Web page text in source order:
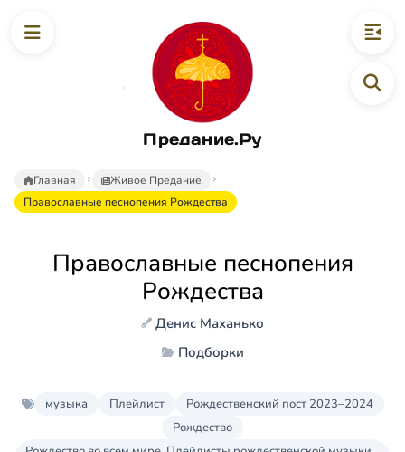
Предание.Ру
Главная
Живое Предание
Православные песнопения Рождества
Православные песнопения
Рождества
Денис Маханько
Подборки
музыка Плейлист
Рождественский пост 2023–2024
Рождество